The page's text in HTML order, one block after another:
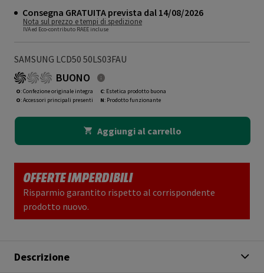
Consegna GRATUITA prevista dal 14/08/2026
Nota sul prezzo e tempi di spedizione
IVA ed Eco-contributo RAEE incluse
SAMSUNG LCD50 50LS03FAU
BUONO
O: Confezione originale integra
O: Accessori principali presenti
C: Estetica prodotto buona
N: Prodotto funzionante
Aggiungi al carrello
OFFERTE IMPERDIBILI
Risparmio garantito rispetto al corrispondente
prodotto nuovo.
Descrizione